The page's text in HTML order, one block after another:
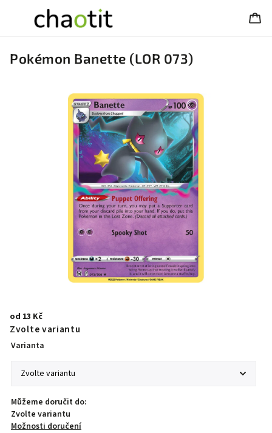
Pokémon Banette (LOR 073)
od 13 Kč
Zvolte variantu
Varianta
Můžeme doručit do:
Zvolte variantu
Možnosti doručení